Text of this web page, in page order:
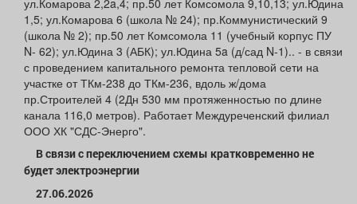
ул.Комарова 2,2a,4; пр.50 лет Комсомола 9,10,13; ул.Юдина
1,5; ул.Комарова 6 (школа № 24); пр.Коммунистический 9
(школа № 2); пр.50 лет Комсомола 11 (учебный корпус ПУ
N- 62); ул.Юдина 3 (АБК); ул.Юдина 5a (д/сад N-1).. - в связи
с проведением капитального ремонта тепловой сети на
участке от ТКм-238 до ТКм-236, вдоль ж/дома
пр.Строителей 4 (2Дн 530 мм протяженностью по длине
канала 116,0 метров). Работает Междуреченский филиал
ООО ХК "СДС-Энерго".
В связи с переключением схемы кратковременно не
будет электроэнергии
27.06.2026